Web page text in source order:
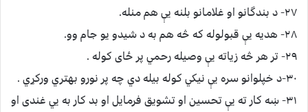
۲۷- د ﺑﻨﺪﮔﺎنو اﻭ ﻏﻼﻣﺎنو بلنه يې هم منله.
۲۸- ﻫﺪﻳﻪ يې ﻗﺒﻮلوله که څه هم به د شيدو يو جام وو.
۲۹- تر هر څه زياته يې وصيله رحمي پر ځاى کوله .
۳۰-د خپلوانو سره يې نيکي کوله بيله دي چه پر نورو بهتري ورکړي .
۳۱- ښه کار ته يې ﺗﺤﺴﻴﻦ اﻭ ﺗﺸﻮﻳﻖ فرمايل او بد کار به يي غندى او